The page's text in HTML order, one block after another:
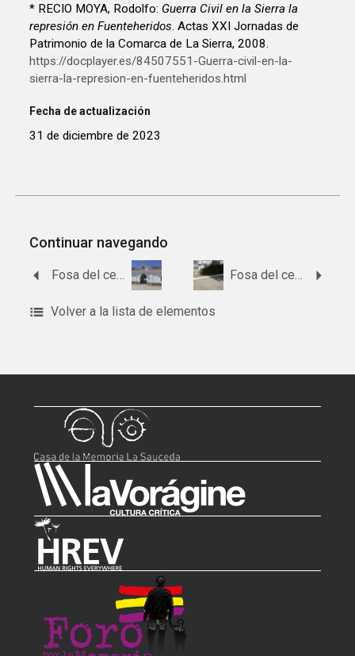
* RECIO MOYA, Rodolfo: Guerra Civil en la Sierra la
represión en Fuenteheridos. Actas XXI Jornadas de
Patrimonio de la Comarca de La Sierra, 2008.
https://docplayer.es/84507551-Guerra-civil-en-la-
sierra-la-represion-en-fuenteheridos.html
Fecha de actualización
31 de diciembre de 2023
Continuar navegando
Fosa del cementerio de Galaroza. Fosa del cementerio de Escacena del Campo
Volver a la lista de elementos